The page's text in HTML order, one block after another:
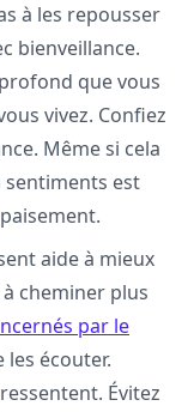
à les repousser
bienveillance.
que vous
vivez. Confiez
Même si cela
sentiments est
aide à mieux
cheminer plus
par le
les écouter.
Évitez